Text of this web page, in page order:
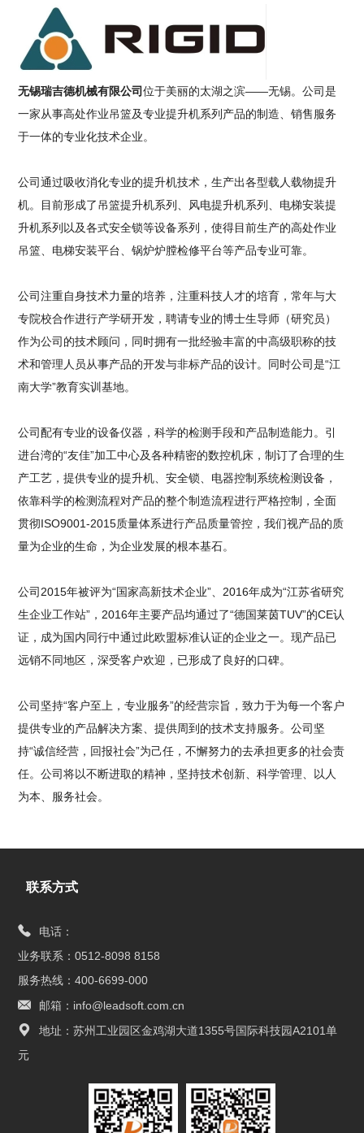
无锡瑞吉德机械有限公司位于美丽的太湖之滨——无锡。公司是
一家从事高处作业吊篮及专业提升机系列产品的制造、销售服务
于一体的专业化技术企业。
公司通过吸收消化专业的提升机技术，生产出各型载人载物提升
机。目前形成了吊篮提升机系列、风电提升机系列、电梯安装提
升机系列以及各式安全锁等设备系列，使得目前生产的高处作业
吊篮、电梯安装平台、锅炉炉膛检修平台等产品专业可靠。
公司注重自身技术力量的培养，注重科技人才的培育，常年与大
专院校合作进行产学研开发，聘请专业的博士生导师（研究员）
作为公司的技术顾问，同时拥有一批经验丰富的中高级职称的技
术和管理人员从事产品的开发与非标产品的设计。同时公司是“江
南大学”教育实训基地。
公司配有专业的设备仪器，科学的检测手段和产品制造能力。引
进台湾的“友佳”加工中心及各种精密的数控机床，制订了合理的生
产工艺，提供专业的提升机、安全锁、电器控制系统检测设备，
依靠科学的检测流程对产品的整个制造流程进行严格控制，全面
贯彻ISO9001-2015质量体系进行产品质量管控，我们视产品的质
量为企业的生命，为企业发展的根本基石。
公司2015年被评为“国家高新技术企业”、2016年成为“江苏省研究
生企业工作站”，2016年主要产品均通过了“德国莱茵TUV”的CE认
证，成为国内同行中通过此欧盟标准认证的企业之一。现产品已
远销不同地区，深受客户欢迎，已形成了良好的口碑。
公司坚持“客户至上，专业服务”的经营宗旨，致力于为每一个客户
提供专业的产品解决方案、提供周到的技术支持服务。公司坚
持“诚信经营，回报社会”为己任，不懈努力的去承担更多的社会责
任。公司将以不断进取的精神，坚持技术创新、科学管理、以人
为本、服务社会。
联系方式
电话：
业务联系：0512-8098 8158
服务热线：400-6699-000
邮箱：info@leadsoft.com.cn
地址：苏州工业园区金鸡湖大道1355号国际科技园A2101单
元